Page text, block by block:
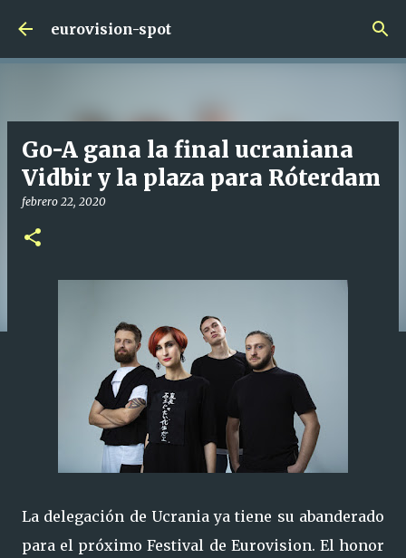
Ir al contenido principal
eurovision-spot
Go-A gana la final ucraniana
Vidbir y la plaza para Róterdam
febrero 22, 2020
La delegación de Ucrania ya tiene su abanderado
para el próximo Festival de Eurovision. El honor